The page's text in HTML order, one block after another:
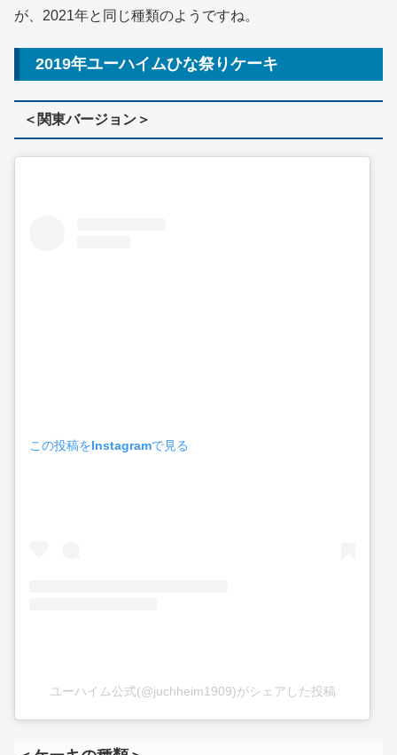
が、2021年と同じ種類のようですね。
2019年ユーハイムひな祭りケーキ
＜関東バージョン＞
この投稿をInstagramで見る
ユーハイム公式(@juchheim1909)がシェアした投稿